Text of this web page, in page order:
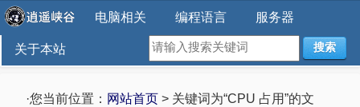
电脑相关 编程语言 服务器
关于本站 搜索
·您当前位置： 网站首页 > 关键词为“CPU 占用”的文